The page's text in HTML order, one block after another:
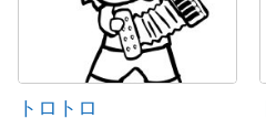
トロトロ